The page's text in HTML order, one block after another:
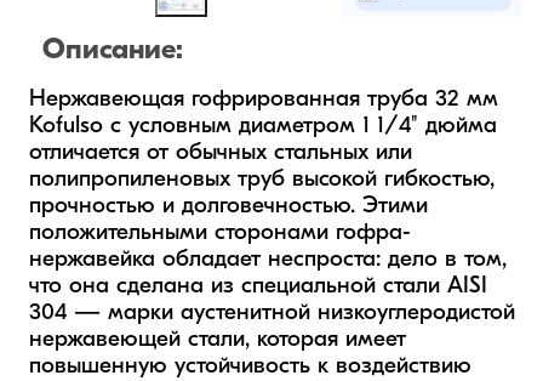
Описание:
Нержавеющая гофрированная труба 32 мм
Kofulso с условным диаметром 1 1/4" дюйма
отличается от обычных стальных или
полипропиленовых труб высокой гибкостью,
прочностью и долговечностью. Этими
положительными сторонами гофра-
нержавейка обладает неспроста: дело в том,
что она сделана из специальной стали AISI
304 — марки аустенитной низкоуглеродистой
нержавеющей стали, которая имеет
повышенную устойчивость к воздействию